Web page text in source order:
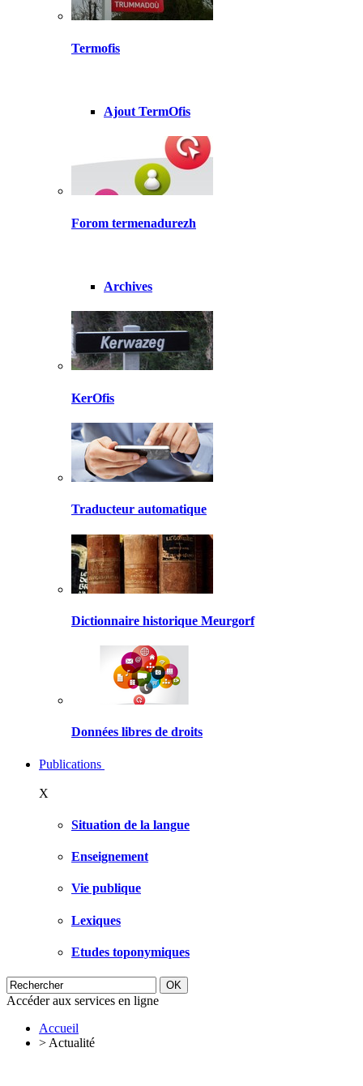
Termofis
Ajout TermOfis
Forom termenadurezh
Archives
KerOfis
Traducteur automatique
Dictionnaire historique Meurgorf
Données libres de droits
Publications
X
Situation de la langue
Enseignement
Vie publique
Lexiques
Etudes toponymiques
Accéder aux services en ligne
Accueil
> Actualité